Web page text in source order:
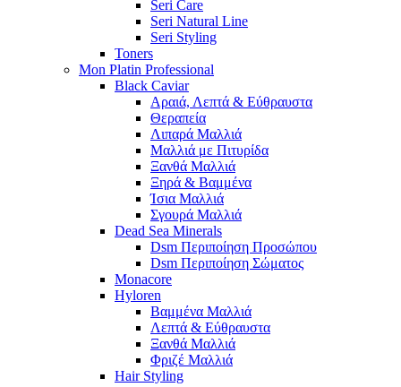
Seri Care
Seri Natural Line
Seri Styling
Toners
Mon Platin Professional
Black Caviar
Αραιά, Λεπτά & Εύθραυστα
Θεραπεία
Λιπαρά Μαλλιά
Μαλλιά με Πιτυρίδα
Ξανθά Μαλλιά
Ξηρά & Βαμμένα
Ίσια Μαλλιά
Σγουρά Μαλλιά
Dead Sea Minerals
Dsm Περιποίηση Προσώπου
Dsm Περιποίηση Σώματος
Monacore
Hyloren
Βαμμένα Μαλλιά
Λεπτά & Εύθραυστα
Ξανθά Μαλλιά
Φριζέ Μαλλιά
Hair Styling